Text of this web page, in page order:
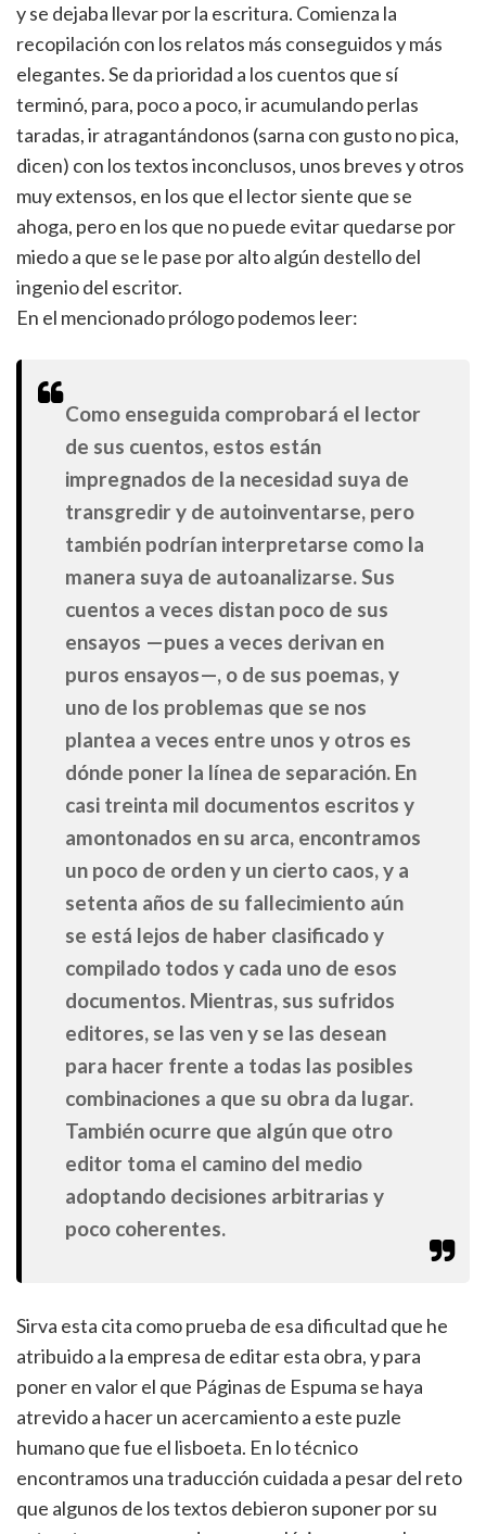
y se dejaba llevar por la escritura. Comienza la
recopilación con los relatos más conseguidos y más
elegantes. Se da prioridad a los cuentos que sí
terminó, para, poco a poco, ir acumulando perlas
taradas, ir atragantándonos (sarna con gusto no pica,
dicen) con los textos inconclusos, unos breves y otros
muy extensos, en los que el lector siente que se
ahoga, pero en los que no puede evitar quedarse por
miedo a que se le pase por alto algún destello del
ingenio del escritor.
En el mencionado prólogo podemos leer:
Como enseguida comprobará el lector
de sus cuentos, estos están
impregnados de la necesidad suya de
transgredir y de autoinventarse, pero
también podrían interpretarse como la
manera suya de autoanalizarse. Sus
cuentos a veces distan poco de sus
ensayos —pues a veces derivan en
puros ensayos—, o de sus poemas, y
uno de los problemas que se nos
plantea a veces entre unos y otros es
dónde poner la línea de separación. En
casi treinta mil documentos escritos y
amontonados en su arca, encontramos
un poco de orden y un cierto caos, y a
setenta años de su fallecimiento aún
se está lejos de haber clasificado y
compilado todos y cada uno de esos
documentos. Mientras, sus sufridos
editores, se las ven y se las desean
para hacer frente a todas las posibles
combinaciones a que su obra da lugar.
También ocurre que algún que otro
editor toma el camino del medio
adoptando decisiones arbitrarias y
poco coherentes.
Sirva esta cita como prueba de esa dificultad que he
atribuido a la empresa de editar esta obra, y para
poner en valor el que Páginas de Espuma se haya
atrevido a hacer un acercamiento a este puzle
humano que fue el lisboeta. En lo técnico
encontramos una traducción cuidada a pesar del reto
que algunos de los textos debieron suponer por su